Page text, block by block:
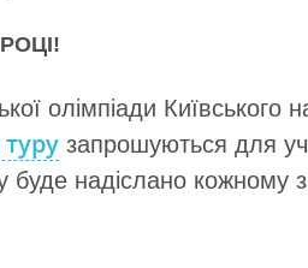
РОЦІ!
олімпіади Київського
запрошуються для
буде надіслано кожному